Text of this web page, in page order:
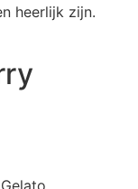
heerlijk zijn.